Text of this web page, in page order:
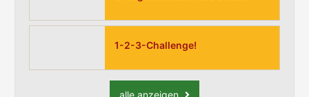
1-2-3-Challenge!
alle anzeigen